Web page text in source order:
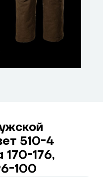
510-4
176,
100